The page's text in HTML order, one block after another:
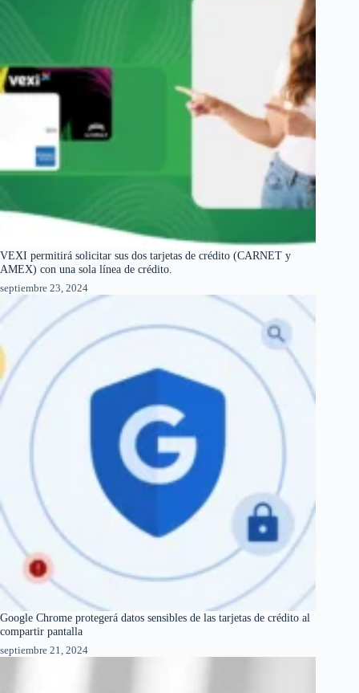
VEXI permitirá solicitar sus dos tarjetas de crédito (CARNET y
AMEX) con una sola línea de crédito.
septiembre 23, 2024
Google Chrome protegerá datos sensibles de las tarjetas de crédito al
compartir pantalla
septiembre 21, 2024